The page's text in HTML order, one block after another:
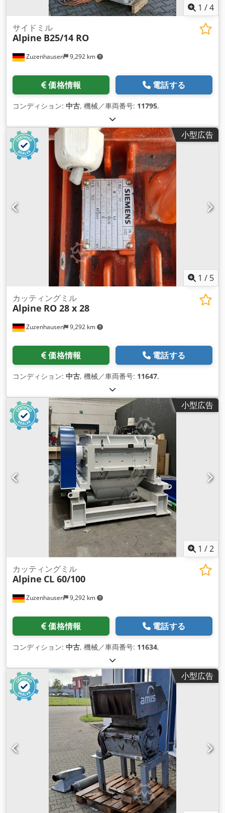
1 /4
Zuzenhausen 9,292 km
サイドミル
Alpine B25/14 RO
価格情報 電話する
コンディション: 中古, 機械／車両番号: 11795,
小型広告
1 / 5
Zuzenhausen 9,292 km
カッティングミル
Alpine RO 28 x 28
価格情報 電話する
コンディション: 中古, 機械／車両番号: 11647,
小型広告
1 /2
Zuzenhausen 9,292 km
カッティングミル
Alpine CL 60/100
価格情報 電話する
コンディション: 中古, 機械／車両番号: 11634,
小型広告